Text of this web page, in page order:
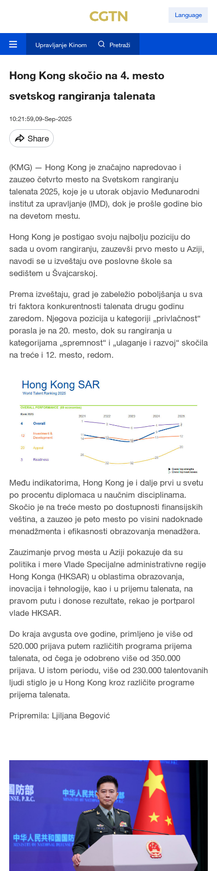
Language
Upravljanje Kinom Pretraži
Hong Kong skočio na 4. mesto
svetskog rangiranja talenata
10:21:59,09-Sep-2025
Share
(KMG) — Hong Kong je značajno napredovao i
zauzeo četvrto mesto na Svetskom rangiranju
talenata 2025, koje je u utorak objavio Međunarodni
institut za upravljanje (IMD), dok je prošle godine bio
na devetom mestu.
Hong Kong je postigao svoju najbolju poziciju do
sada u ovom rangiranju, zauzevši prvo mesto u Aziji,
navodi se u izveštaju ove poslovne škole sa
sedištem u Švajcarskoj.
Prema izveštaju, grad je zabeležio poboljšanja u sva
tri faktora konkurentnosti talenata drugu godinu
zaredom. Njegova pozicija u kategoriji „privlačnost“
porasla je na 20. mesto, dok su rangiranja u
kategorijama „spremnost“ i „ulaganje i razvoj“ skočila
na treće i 12. mesto, redom.
Među indikatorima, Hong Kong je i dalje prvi u svetu
po procentu diplomaca u naučnim disciplinama.
Skočio je na treće mesto po dostupnosti finansijskih
veština, a zauzeo je peto mesto po visini nadoknade
menadžmenta i efikasnosti obrazovanja menadžera.
Zauzimanje prvog mesta u Aziji pokazuje da su
politika i mere Vlade Specijalne administrativne regije
Hong Konga (HKSAR) u oblastima obrazovanja,
inovacija i tehnologije, kao i u prijemu talenata, na
pravom putu i donose rezultate, rekao je portparol
vlade HKSAR.
Do kraja avgusta ove godine, primljeno je više od
520.000 prijava putem različitih programa prijema
talenata, od čega je odobreno više od 350.000
prijava. U istom periodu, više od 230.000 talentovanih
ljudi stiglo je u Hong Kong kroz različite programe
prijema talenata.
Pripremila: Ljiljana Begović